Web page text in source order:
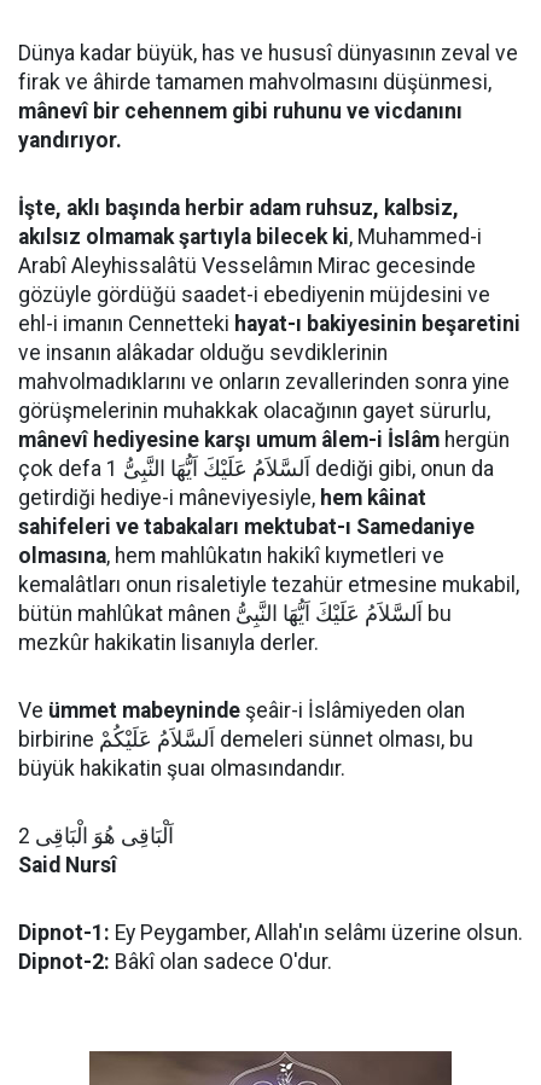
Dünya kadar büyük, has ve hususî dünyasının zeval ve
firak ve âhirde tamamen mahvolmasını düşünmesi,
mânevî bir cehennem gibi ruhunu ve vicdanını
yandırıyor.
İşte, aklı başında herbir adam ruhsuz, kalbsiz,
akılsız olmamak şartıyla bilecek ki, Muhammed-i
Arabî Aleyhissalâtü Vesselâmın Mirac gecesinde
gözüyle gördüğü saadet-i ebediyenin müjdesini ve
ehl-i imanın Cennetteki hayat-ı bakiyesinin beşaretini
ve insanın alâkadar olduğu sevdiklerinin
mahvolmadıklarını ve onların zevallerinden sonra yine
görüşmelerinin muhakkak olacağının gayet sürurlu,
mânevî hediyesine karşı umum âlem-i İslâm hergün
çok defa اَلسَّلاَمُ عَلَيْكَ اَيُّهَا النَّبِىُّ 1 dediği gibi, onun da
getirdiği hediye-i mâneviyesiyle, hem kâinat
sahifeleri ve tabakaları mektubat-ı Samedaniye
olmasına, hem mahlûkatın hakikî kıymetleri ve
kemalâtları onun risaletiyle tezahür etmesine mukabil,
bütün mahlûkat mânen اَلسَّلاَمُ عَلَيْكَ اَيُّهَا النَّبِىُّ bu
mezkûr hakikatin lisanıyla derler.
Ve ümmet mabeyninde şeâir-i İslâmiyeden olan
birbirine اَلسَّلاَمُ عَلَيْكُمْ demeleri sünnet olması, bu
büyük hakikatin şuaı olmasındandır.
اَلْبَاقِى هُوَ الْبَاقِى 2
Said Nursî
Dipnot-1: Ey Peygamber, Allah'ın selâmı üzerine olsun.
Dipnot-2: Bâkî olan sadece O'dur.